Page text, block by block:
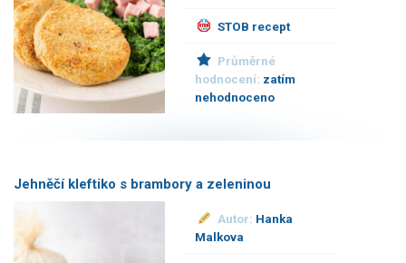
STOB recept
Průměrné
hodnocení: zatím
nehodnoceno
Jehněčí kleftiko s brambory a zeleninou
Autor: Hanka
Malkova